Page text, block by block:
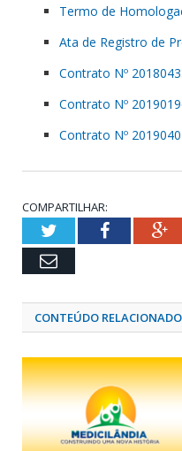
Termo de
Ata de Registro de
Contrato Nº
Contrato Nº
Contrato Nº
COMPARTILHAR:
TwitterFacebook
Email
CONTEÚDO RELACIONADO